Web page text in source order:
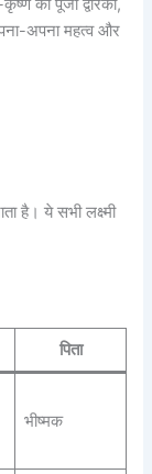
की पूजा द्वारका,
अपना महत्व और
है। ये सभी लक्ष्मी
पिता
भीष्मक